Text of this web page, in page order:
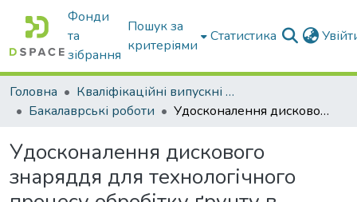
Фонди
та
зібрання
Пошук за
критеріями
Статистика
Головна
Кваліфікаційні випускні роботи бакалаврів і магістрів
Бакалаврські роботи
Удосконалення дискового знаряддя для технологічного процесу обробітку ґрунту в умовах товариства з обмеженою відповідальністю "Агрофірма імені Мічуріна" Михайлівського району Запорізької області: пояснювальна записка до дипломного проекту здобувача СВО Бакалавр
Удосконалення дискового
знаряддя для технологічного